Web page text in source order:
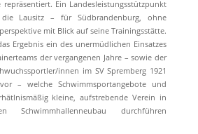
repräsentiert. Ein Landesleistungsstützpunkt
Lausitz – für Südbrandenburg, ohne
mit Blick auf seine Trainingsstätte.
Ergebnis ein des unermüdlichen Einsatzes
der vergangenen Jahre – sowie der
innen im SV Spremberg 1921
– welche Schwimmsportangebote und
kleine, aufstrebende Verein in
Schwimmhallenneubau durchführen